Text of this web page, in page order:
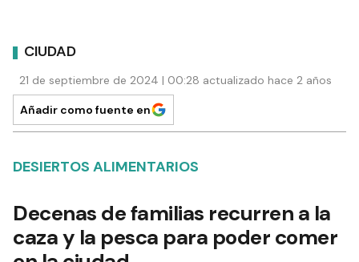
CIUDAD
21 de septiembre de 2024 | 00:28 actualizado hace 2 años
Añadir como fuente en
DESIERTOS ALIMENTARIOS
Decenas de familias recurren a la
caza y la pesca para poder comer